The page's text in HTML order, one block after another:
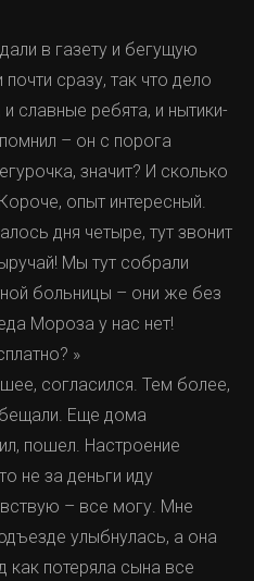
в газету и бегущую
сразу, так что дело
славные ребята, и нытики-
– он с порога
значит? И сколько
опыт интересный.
дня четыре, тут звонит
Мы тут собрали
больницы – они же без
Мороза у нас нет!
»
согласился. Тем более,
Еще дома
пошел. Настроение
не за деньги иду
– все могу. Мне
улыбнулась, а она
как потеряла сына все